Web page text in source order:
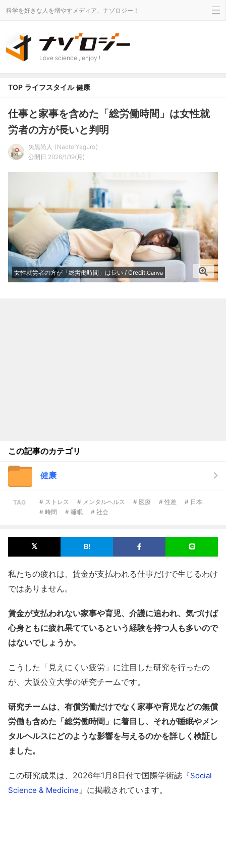
科学を好きな人を増やすメディア、ナゾロジー！
Love science , enjoy !
TOP ライフスタイル 健康
仕事と家事を含めた「総労働時間」は女性就
労者の方が長いと判明
矢黒尚人
Naoto Yaguro
公開日 2026/1/19(月)
女性就労者の方が「総労働時間」は長い / Credit:Canva
この記事のカテゴリ
健康
TAG # ストレス # メンタルヘルス # 医療 # 性差
# 日本
# 時間
# 睡眠 # 社会
私たちの疲れは、賃金が支払われる仕事だけで生じるわけ
ではありません。
賃金が支払われない家事や育児、介護に追われ、気づけば
心身ともに疲れ果てているという経験を持つ人も多いので
はないでしょうか。
こうした「見えにくい疲労」に注目した研究を行ったの
が、大阪公立大学の研究チームです。
研究チームは、有償労働だけでなく家事や育児などの無償
労働も含めた「総労働時間」に着目し、それが睡眠やメン
タルヘルスにどのような影響を与えるのかを詳しく検証し
ました。
この研究成果は、2026年1月8日付で国際学術誌『Social
Science & Medicine 』に掲載されています。